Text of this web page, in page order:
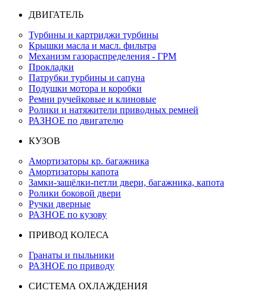
ДВИГАТЕЛЬ
Турбины и картриджи турбины
Крышки масла и масл. фильтра
Механизм газораспределения - ГРМ
Прокладки
Патрубки турбины и сапуна
Подушки мотора и коробки
Ремни ручейковые и клиновые
Ролики и натяжители приводных ремней
РАЗНОЕ по двигателю
КУЗОВ
Амортизаторы кр. багажника
Амортизаторы капота
Замки-защёлки-петли двери, багажника, капота
Ролики боковой двери
Ручки дверные
РАЗНОЕ по кузову
ПРИВОД КОЛЕСА
Гранаты и пыльники
РАЗНОЕ по приводу
СИСТЕМА ОХЛАЖДЕНИЯ